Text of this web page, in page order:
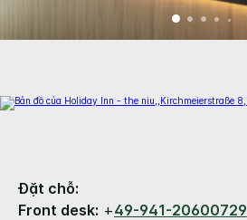
Đặt chỗ:
Front desk: +49-941-20600729